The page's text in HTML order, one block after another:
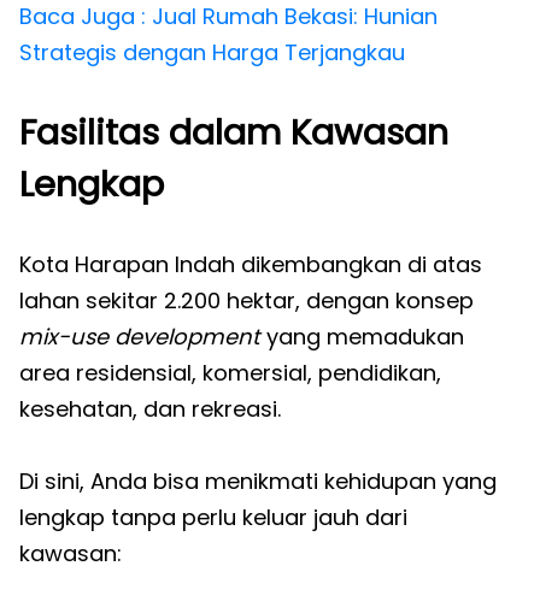
Baca Juga : Jual Rumah Bekasi: Hunian
Strategis dengan Harga Terjangkau
Fasilitas dalam Kawasan
Lengkap
Kota Harapan Indah dikembangkan di atas
lahan sekitar 2.200 hektar, dengan konsep
mix-use developmentyang memadukan
area residensial, komersial, pendidikan,
kesehatan, dan rekreasi.
Di sini, Anda bisa menikmati kehidupan yang
lengkap tanpa perlu keluar jauh dari
kawasan: